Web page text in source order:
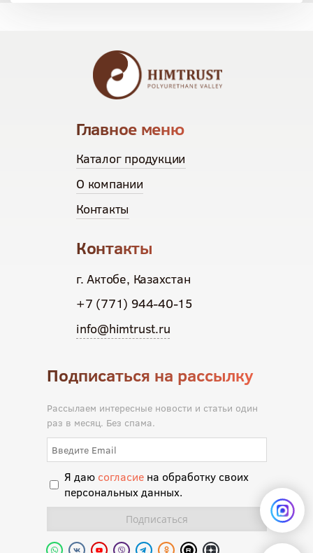
Главное меню
Каталог продукции
О компании
Контакты
Контакты
г. Актобе, Казахстан
+7 (771) 944-40-15
info@himtrust.ru
Подписаться на рассылку
Рассылаем интересные новости и статьи один
раз в месяц. Без спама.
Я даю согласиена обработку своих
персональных данных.